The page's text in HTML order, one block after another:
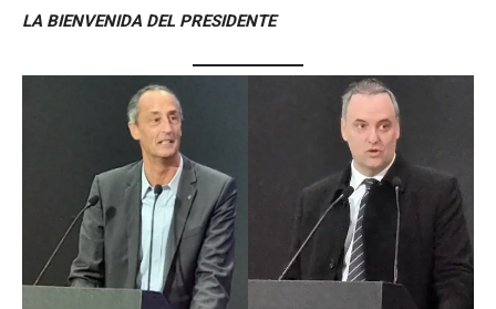
LA BIENVENIDA DEL PRESIDENTE